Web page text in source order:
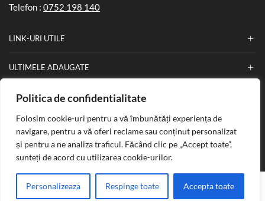
Politica de confidentialitate
Folosim cookie-uri pentru a vă îmbunătăți experiența de
navigare, pentru a vă oferi reclame sau conținut personalizat
și pentru a ne analiza traficul. Făcând clic pe „Accept toate”,
sunteți de acord cu utilizarea cookie-urilor.
Personalizeaza Respinge toate Accepta toate
Telefon : 0752 198 140
LINK-URI UTILE
ULTIMELE ADAUGATE
INFORMATII
Copyright © 2025Aqua Welt. Creat de